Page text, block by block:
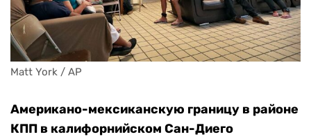
Matt York / AP
Американо-мексиканскую границу в районе
КПП в калифорнийском Сан-Диего